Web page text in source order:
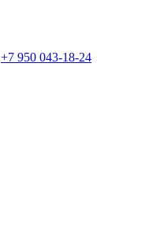
+7 950 043-18-24